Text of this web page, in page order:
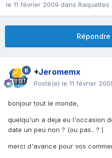
le 11 février 2009 dans Raquettes
+Jeromemx
Posté(e) le 11 février
bonjour tout le monde,
quelqu'un a deja eu l'occasion
date un peu non ? (ou pas.. ? )
merci d'avance pour vos